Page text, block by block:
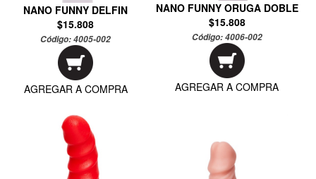
NANO FUNNY DELFIN
$15.808
Código:4005-002
AGREGAR A COMPRA
NANO FUNNY ORUGA DOBLE
$15.808
Código:4006-002
AGREGAR A COMPRA